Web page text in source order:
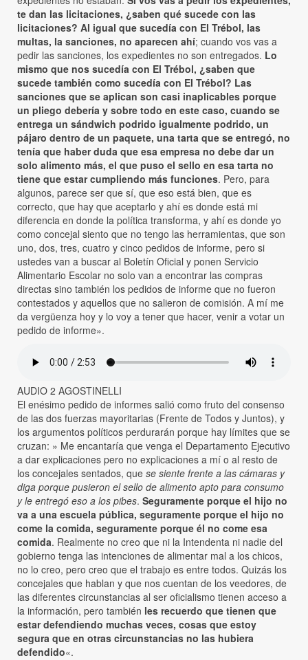
te dan las licitaciones, ¿saben qué sucede con las
licitaciones? Al igual que sucedía con El Trébol, las
multas, la sanciones, no aparecen ahí; cuando vos vas a
pedir las sanciones, los expedientes no son entregados. Lo
mismo que nos sucedía con El Trébol, ¿saben que
sucede también como sucedía con El Trébol? Las
sanciones que se aplican son casi inaplicables porque
un pliego debería y sobre todo en este caso, cuando se
entrega un sándwich podrido igualmente podrido, un
pájaro dentro de un paquete, una tarta que se entregó, no
tenía que haber duda que esa empresa no debe dar un
solo alimento más, el que puso el sello en esa tarta no
tiene que estar cumpliendo más funciones. Pero, para
algunos, parece ser que sí, que eso está bien, que es
correcto, que hay que aceptarlo y ahí es donde está mi
diferencia en donde la política transforma, y ahí es donde yo
como concejal siento que no tengo las herramientas, que son
uno, dos, tres, cuatro y cinco pedidos de informe, pero si
ustedes van a buscar al Boletín Oficial y ponen Servicio
Alimentario Escolar no solo van a encontrar las compras
directas sino también los pedidos de informe que no fueron
contestados y aquellos que no salieron de comisión. A mí me
da vergüenza hoy y lo voy a tener que hacer, venir a votar un
pedido de informe».
AUDIO 2 AGOSTINELLI
El enésimo pedido de informes salió como fruto del consenso
de las dos fuerzas mayoritarias (Frente de Todos y Juntos), y
los argumentos políticos perdurarán porque hay límites que se
cruzan: » Me encantaría que venga el Departamento Ejecutivo
a dar explicaciones pero no explicaciones a mí o al resto de
los concejales sentados, que se siente frente a las cámaras y
diga porque pusieron el sello de alimento apto para consumo
y le entregó eso a los pibes. Seguramente porque el hijo no
va a una escuela pública, seguramente porque el hijo no
come la comida, seguramente porque él no come esa
comida. Realmente no creo que ni la Intendenta ni nadie del
gobierno tenga las intenciones de alimentar mal a los chicos,
no lo creo, pero creo que el trabajo es entre todos. Quizás los
concejales que hablan y que nos cuentan de los veedores, de
las diferentes circunstancias al ser oficialismo tienen acceso a
la información, pero también les recuerdo que tienen que
estar defendiendo muchas veces, cosas que estoy
segura que en otras circunstancias no las hubiera
defendido«.